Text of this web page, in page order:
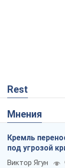
Rest
Мнения
Кремль
под угрозой
Виктор Ягун